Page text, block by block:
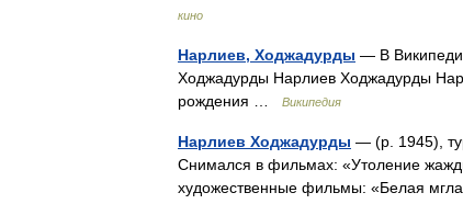
кино
Нарлиев, Ходжадурды — В
Ходжадурды Нарлиев Ходжадурды
рождения …
Википедия
Нарлиев Ходжадурды — (р. 1945),
Снимался в фильмах: «Утоление
художественные фильмы: «Белая